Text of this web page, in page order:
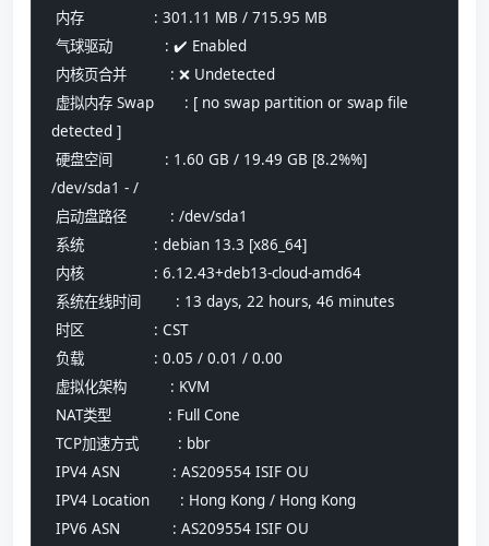
内存                : 301.11 MB / 715.95 MB
气球驱动            : ✔️ Enabled
内核页合并          : ❌ Undetected
detected ]
/dev/sda1 - /
启动盘路径          : /dev/sda1
系统                : debian 13.3 [x86_64]
内核                : 6.12.43+deb13-cloud-amd64
系统在线时间        : 13 days, 22 hours, 46 minutes
时区                : CST
负载                : 0.05 / 0.01 / 0.00
虚拟化架构          : KVM
NAT类型             : Full Cone
TCP加速方式         : bbr
IPV4 ASN            : AS209554 ISIF OU
IPV4 Location       : Hong Kong / Hong Kong
IPV6 ASN            : AS209554 ISIF OU